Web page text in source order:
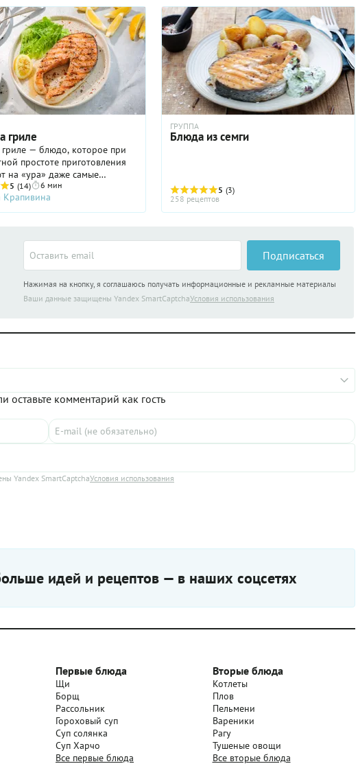
гриле
гриле — блюдо, которое при
простоте приготовления
на «ура» даже самые
гурманы. И дело тут,
самом главном ингредиенте:
гарантирует успех, даже
и трепетное! Ее
ласково «сёмушкой» и
эпитетом «красная», то
«богатая». С такой
не стоит: просто
семгу дома, то лучше это
ее прелесть просто пропадет.
5 (14) 6 мин
Крапивина
ГРУППА
Блюда из семги
5 (3)
258 рецептов
Подписаться
Нажимая на кнопку, я соглашаюсь получать информационные и рекламные материалы
Ваши данные защищены Yandex SmartCaptchaУсловия использования
оставьте комментарий как гость
Yandex SmartCaptchaУсловия использования
идей и рецептов — в наших соцсетях
Первые блюда
Щи
Борщ
Рассольник
Гороховый суп
Суп солянка
Суп Харчо
Все первые блюда
Вторые блюда
Котлеты
Плов
Пельмени
Вареники
Рагу
Тушеные овощи
Все вторые блюда